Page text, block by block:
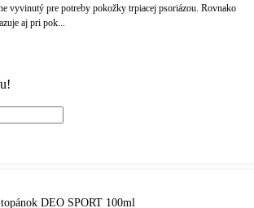
vyvinutý pre potreby pokožky trpiacej psoriázou. Rovnako
aj pri pok...
DEO SPORT 100ml